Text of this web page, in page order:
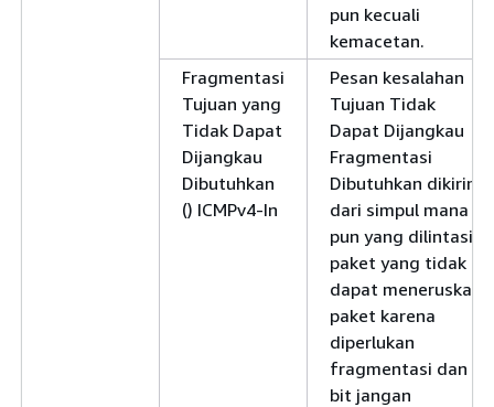
pun kecuali
kemacetan.
Fragmentasi
Tujuan yang
Tidak Dapat
Dijangkau
Dibutuhkan
() ICMPv4-In
Pesan kesalahan
Tujuan Tidak
Dapat Dijangkau
Fragmentasi
Dibutuhkan dikirim
dari simpul mana
pun yang dilintasi
paket yang tidak
dapat meneruskan
paket karena
diperlukan
fragmentasi dan
bit jangan